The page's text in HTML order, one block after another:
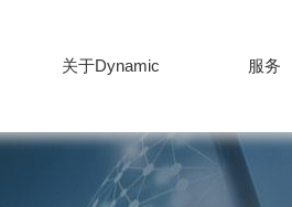
关于Dynamic 服务
产品 服务